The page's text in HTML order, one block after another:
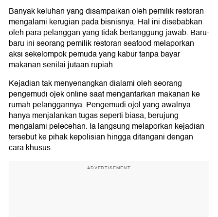
Banyak keluhan yang disampaikan oleh pemilik restoran
mengalami kerugian pada bisnisnya. Hal ini disebabkan
oleh para pelanggan yang tidak bertanggung jawab. Baru-
baru ini seorang pemilik restoran seafood melaporkan
aksi sekelompok pemuda yang kabur tanpa bayar
makanan senilai jutaan rupiah.
Kejadian tak menyenangkan dialami oleh seorang
pengemudi ojek online saat mengantarkan makanan ke
rumah pelanggannya. Pengemudi ojol yang awalnya
hanya menjalankan tugas seperti biasa, berujung
mengalami pelecehan. Ia langsung melaporkan kejadian
tersebut ke pihak kepolisian hingga ditangani dengan
cara khusus.
ADVERTISEMENT